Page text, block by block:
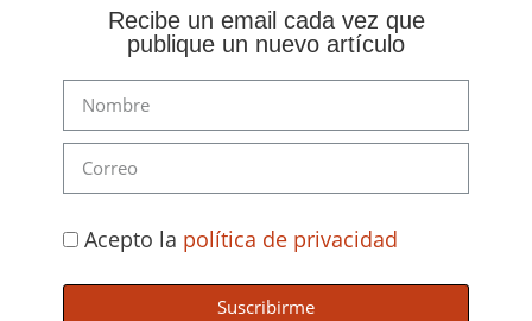
Recibe un email cada vez que
publique un nuevo artículo
Acepto la política de privacidad
Suscribirme